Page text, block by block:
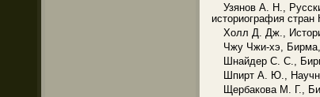
Узянов А. Н.,
историография
Холл Д. Дж.,
Чжу Чжи-хэ,
Шнайдер С. С.,
Шпирт А. Ю.,
Щербакова М. Г.,